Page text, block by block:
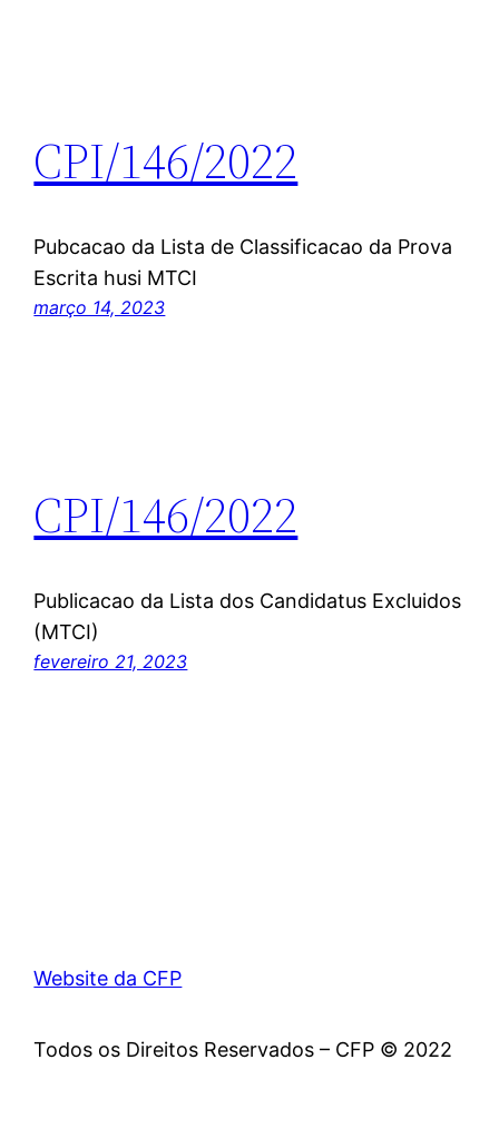
CPI/146/2022
Pubcacao da Lista de Classificacao da Prova
Escrita husi MTCI
março 14, 2023
CPI/146/2022
Publicacao da Lista dos Candidatus Excluidos
(MTCI)
fevereiro 21, 2023
Website da CFP
Todos os Direitos Reservados – CFP © 2022